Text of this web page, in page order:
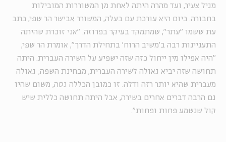
מגיל צעיר, ועד מהרה היתה לאחת מן המשוררות המובילות
בחבורה. כיום היא עורכת עם בעלה, המשורר אבישר הר שפי, כתב
עת ששמו "עתר", שמתמקד בעיקר בפרוזה. "אני זוכרת שהיתה
התעניינות רבה ב'משיב הרוח' בתחילת הדרך", אומרת הר שפי,
"היה אפילו מין ייחול כזה שזה ישפיע על השירה העברית. היתה
תחושה שזה יביא גאולה לשירה העברית, מבחינת השפה; גאולה
מעברית שהיא יותר רזה ודלה. זו כמובן הכללה גסה, משום שהיו
גם הרבה דברים אחרים בשירה, אבל היתה תחושה כללית שיש
קול שנשמע פחות ופחות".